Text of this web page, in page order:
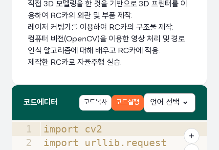
직접 3D 모델링을 한 것을 기반으로 3D 프린터를 이
용하여 RC카의 외관 및 부품 제작.
레이저 커팅기를 이용하여 RC카의 구조물 제작.
컴퓨터 비전(OpenCV)을 이용한 영상 처리 및 경로
인식 알고리즘에 대해 배우고 RC카에 적용.
제작한 RC카로 자율주행 실습.
코드에디터 코드복사 코드실행 언어 선택
1
2
import cv2
import urllib.request